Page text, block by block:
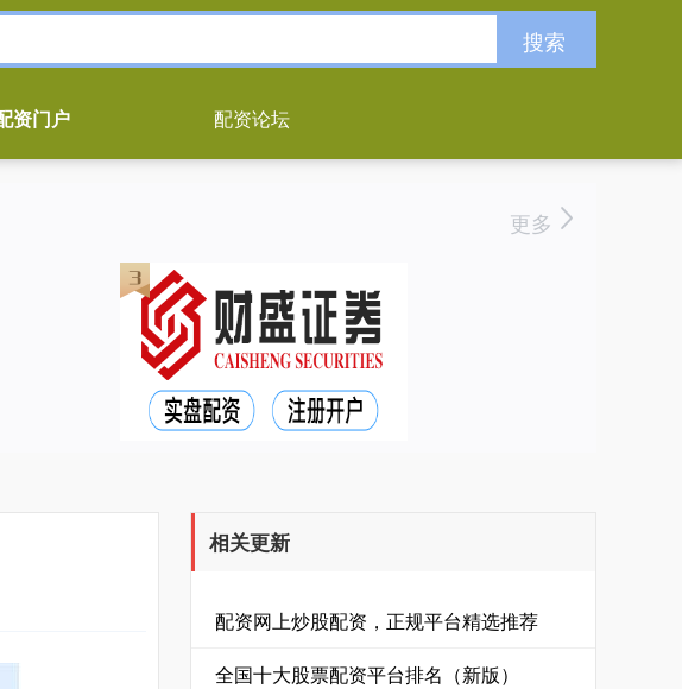
搜索
资门户 配资论坛
更多
相关更新
配资网上炒股配资，正规平台精选推荐
全国十大股票配资平台排名（新版）